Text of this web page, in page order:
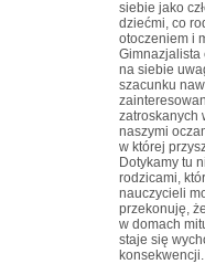
siebie jako
dziećmi, co
otoczeniem i
Gimnazjalista
na siebie
szacunku
zatroskanych
naszymi
w której
Dotykamy tu
rodzicami,
nauczycieli
przekonuję,
w domach
staje się
konsekwencji.